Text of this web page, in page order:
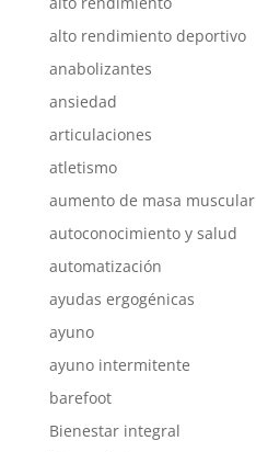
alto rendimiento deportivo
anabolizantes
ansiedad
articulaciones
atletismo
aumento de masa muscular
autoconocimiento y salud
automatización
ayudas ergogénicas
ayuno
ayuno intermitente
barefoot
Bienestar integral